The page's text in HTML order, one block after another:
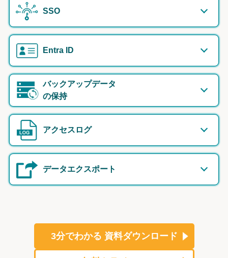
SSO
Entra ID
バックアップデータ
の保持
アクセスログ
データエクスポート
3分でわかる 資料ダウンロード